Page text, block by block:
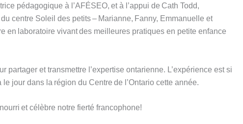
pédagogique à l’AFÉSEO, et à l’appui de Cath Todd,
centre Soleil des petits – Marianne, Fanny, Emmanuelle et
en laboratoire vivant des meilleures pratiques en petite enfance
partager et transmettre l’expertise ontarienne. L’expérience est si
jour dans la région du Centre de l’Ontario cette année.
et célèbre notre fierté francophone!